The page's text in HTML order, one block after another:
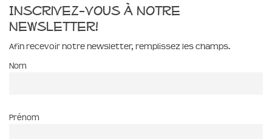
Inscrivez-vous à notre
newsletter!
Afin recevoir notre newsletter, remplissez les champs.
Nom
Prénom